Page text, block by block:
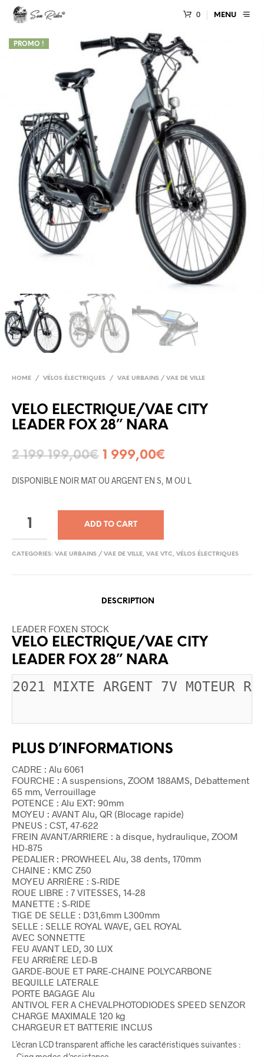
0 MENU
PROMO !
HOME / VÉLOS ÉLECTRIQUES / VAE URBAINS / VAE DE VILLE
VELO ELECTRIQUE/VAE CITY
LEADER FOX 28” NARA
2 199 199,00€ 1 999,00€
DISPONIBLE NOIR MAT OU ARGENT EN S, M OU L
ADD TO CART
CATEGORIES: VAE URBAINS / VAE DE VILLE, VAE VTC, VÉLOS ÉLECTRIQUES
DESCRIPTION
LEADER FOXEN STOCK
VELO ELECTRIQUE/VAE CITY
LEADER FOX 28” NARA
2021 MIXTE ARGENT 7V
PLUS D’INFORMATIONS
CADRE : Alu 6061
FOURCHE : A suspensions, ZOOM 188AMS, Débattement
65 mm, Verrouillage
POTENCE : Alu EXT: 90mm
MOYEU : AVANT Alu, QR (Blocage rapide)
PNEUS : CST, 47-622
FREIN AVANT/ARRIERE : à disque, hydraulique, ZOOM
HD-875
PEDALIER : PROWHEEL Alu, 38 dents, 170mm
CHAINE : KMC Z50
MOYEU ARRIÈRE : S-RIDE
ROUE LIBRE : 7 VITESSES, 14-28
MANETTE : S-RIDE
TIGE DE SELLE : D31,6mm L300mm
SELLE : SELLE ROYAL WAVE, GEL ROYAL
AVEC SONNETTE
FEU AVANT LED, 30 LUX
FEU ARRIÈRE LED-B
GARDE-BOUE ET PARE-CHAINE POLYCARBONE
BEQUILLE LATERALE
PORTE BAGAGE Alu
ANTIVOL FER A CHEVALPHOTODIODES SPEED SENZOR
CHARGE MAXIMALE 120 kg
CHARGEUR ET BATTERIE INCLUS
L’écran LCD transparent affiche les caractéristiques suivantes :